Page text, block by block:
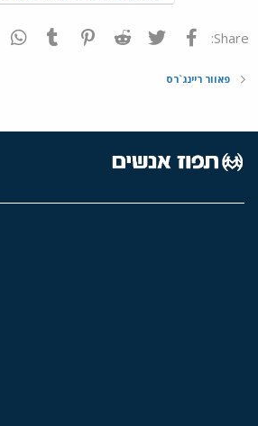
Share: פייסבוק Twitter
Reddit
Pinterest
Tumblr
פאוור ריינג`רס